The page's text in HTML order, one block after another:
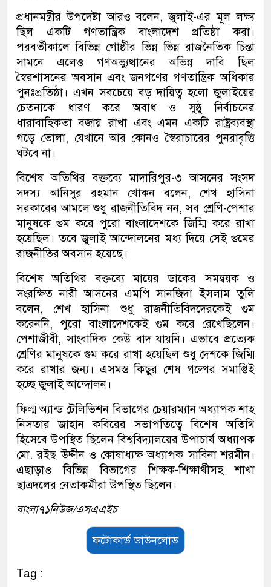
প্রধানমন্ত্রীর উপদেষ্টা আরও বলেন, জুলাই-এর মূল লক্ষ্য
ছিল একটি গণতান্ত্রিক বাংলাদেশ প্রতিষ্ঠা করা।
পরবর্তীকালে বিভিন্ন গোষ্ঠীর ভিন্ন ভিন্ন রাজনৈতিক চিন্তা
সামনে এলেও গণঅভ্যুত্থানের অভিন্ন দাবি ছিল
স্বৈরশাসনের অবসান এবং জনগণের গণতান্ত্রিক অধিকার
পুনঃপ্রতিষ্ঠা। এখন সবচেয়ে বড় দায়িত্ব হলো জুলাইয়ের
চেতনাকে ধারণ করে অবাধ ও সুষ্ঠু নির্বাচনের
ধারাবাহিকতা বজায় রাখা এবং এমন একটি রাষ্ট্রব্যবস্থা
গড়ে তোলা, যেখানে আর কোনও স্বৈরাচারের পুনরাবৃত্তি
ঘটবে না।
বিশেষ অতিথির বক্তব্যে মাদারিপুর-৩ আসনের সংসদ
সদস্য আনিসুর রহমান খোকন বলেন, শেখ হাসিনা
সরকারের আমলে শুধু রাজনীতিবিদ নন, সব শ্রেণি-পেশার
মানুষকে গুম করে পুরো বাংলাদেশকে জিম্মি করে রাখা
হয়েছিল। তবে জুলাই আন্দোলনের মধ্য দিয়ে সেই গুমের
রাজনীতির অবসান হয়েছে।
বিশেষ অতিথির বক্তব্যে মায়ের ডাকের সমন্বয়ক ও
সংরক্ষিত নারী আসনের এমপি সানজিদা ইসলাম তুলি
বলেন, শেখ হাসিনা শুধু রাজনীতিবিদদেরকেই গুম
করেননি, পুরো বাংলাদেশকেই গুম করে রেখেছিলেন।
পেশাজীবী, সাংবাদিক কেউ বাদ যায়নি। এভাবে প্রত্যেক
শ্রেণির মানুষকে গুম করে রাখা হয়েছিল শুধু দেশকে জিম্মি
করে রাখার জন্য। এসমস্ত কিছুর শেষ গল্পের সমাপ্তিই
হচ্ছে জুলাই আন্দোলন।
ফিল্ম অ্যান্ড টেলিভিশন বিভাগের চেয়ারম্যান অধ্যাপক শাহ
নিসতার জাহান কবিরের সভাপতিত্বে বিশেষ অতিথি
হিসেবে উপস্থিত ছিলেন বিশ্ববিদ্যালয়ের উপাচার্য অধ্যাপক
মো. রইছ উদ্দীন ও কোষাধ্যক্ষ অধ্যাপক সাবিনা শরমীন।
এছাড়াও বিভিন্ন বিভাগের শিক্ষক-শিক্ষার্থীসহ শাখা
ছাত্রদলের নেতাকর্মীরা উপস্থিত ছিলেন।
বাংলা৭১নিউজ/এসএএইচ
ফটোকার্ড ডাউনলোড
Tag :